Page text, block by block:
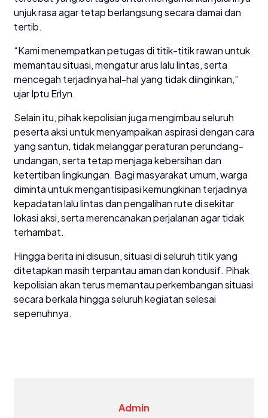
unjuk rasa agar tetap berlangsung secara damai dan
tertib.
“Kami menempatkan petugas di titik-titik rawan untuk
memantau situasi, mengatur arus lalu lintas, serta
mencegah terjadinya hal-hal yang tidak diinginkan,”
ujar Iptu Erlyn.
Selain itu, pihak kepolisian juga mengimbau seluruh
peserta aksi untuk menyampaikan aspirasi dengan cara
yang santun, tidak melanggar peraturan perundang-
undangan, serta tetap menjaga kebersihan dan
ketertiban lingkungan. Bagi masyarakat umum, warga
diminta untuk mengantisipasi kemungkinan terjadinya
kepadatan lalu lintas dan pengalihan rute di sekitar
lokasi aksi, serta merencanakan perjalanan agar tidak
terhambat.
Hingga berita ini disusun, situasi di seluruh titik yang
ditetapkan masih terpantau aman dan kondusif. Pihak
kepolisian akan terus memantau perkembangan situasi
secara berkala hingga seluruh kegiatan selesai
sepenuhnya.
Admin